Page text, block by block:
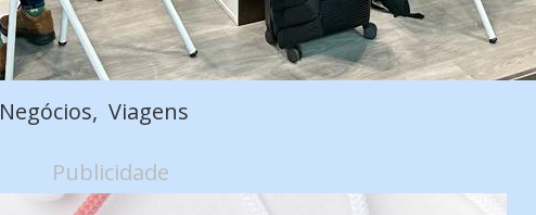
Negócios Viagens
Publicidade